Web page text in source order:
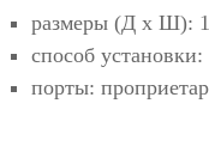
размеры (Д х Ш):
способ
порты: